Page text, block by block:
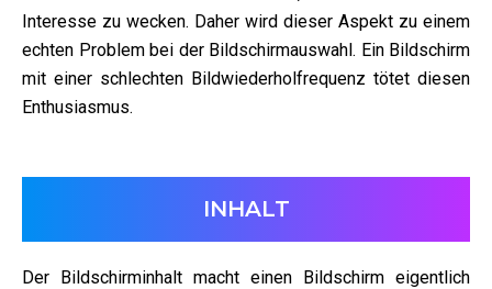
Interesse zu wecken. Daher wird dieser Aspekt zu einem
echten Problem bei der Bildschirmauswahl. Ein Bildschirm
mit einer schlechten Bildwiederholfrequenz tötet diesen
Enthusiasmus.
INHALT
Der Bildschirminhalt macht einen Bildschirm eigentlich